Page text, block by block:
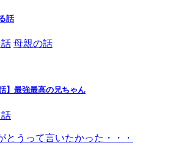
話
母親の話
】最強最高の兄ちゃん
とうって言いたかった・・・